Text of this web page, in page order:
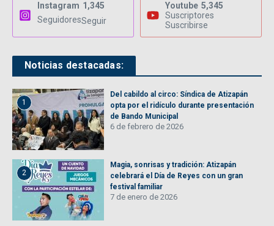
Instagram 1,345
SeguidoresSeguir
Youtube 5,345
Suscriptores
Suscribirse
Noticias destacadas:
1
Del cabildo al circo: Síndica de Atizapán
opta por el ridículo durante presentación
de Bando Municipal
6 de febrero de 2026
2
Magia, sonrisas y tradición: Atizapán
celebrará el Día de Reyes con un gran
festival familiar
7 de enero de 2026